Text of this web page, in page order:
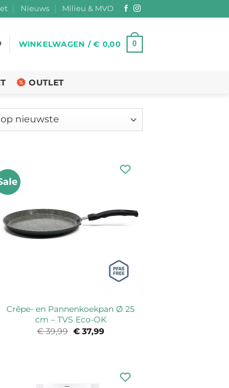
Nieuws Milieu & MVO
WINKELWAGEN /€ 0,00 0
OUTLET
Crêpe- en Pannenkoekpan Ø 25
cm – TVS Eco-OK
€39,99 Oorspronkelijke
€37,99Huidige